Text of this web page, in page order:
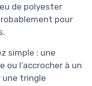
de polyester
pour
simple : une
ou l’accrocher à un
une tringle